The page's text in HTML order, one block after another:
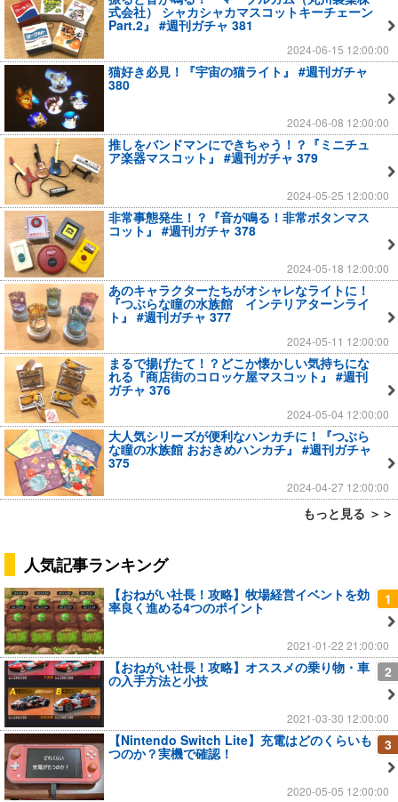
式会社） シャカシャカマスコットキーチェーン
Part.2』 #週刊ガチャ 381
2024-06-15 12:00:00
猫好き必見！『宇宙の猫ライト』 #週刊ガチャ
380
2024-06-08 12:00:00
推しをバンドマンにできちゃう！？『ミニチュ
ア楽器マスコット』 #週刊ガチャ 379
2024-05-25 12:00:00
非常事態発生！？『音が鳴る！非常ボタンマス
コット』 #週刊ガチャ 378
2024-05-18 12:00:00
あのキャラクターたちがオシャレなライトに！
『つぶらな瞳の水族館 インテリアターンライ
ト』 #週刊ガチャ 377
2024-05-11 12:00:00
まるで揚げたて！？どこか懐かしい気持ちにな
れる『商店街のコロッケ屋マスコット』 #週刊
ガチャ 376
2024-05-04 12:00:00
大人気シリーズが便利なハンカチに！『つぶら
な瞳の水族館 おおきめハンカチ』 #週刊ガチャ
375
2024-04-27 12:00:00
もっと見る ＞＞
人気記事ランキング
1
【おねがい社長！攻略】牧場経営イベントを効
率良く進める4つのポイント
2021-01-22 21:00:00
2
【おねがい社長！攻略】オススメの乗り物・車
の入手方法と小技
2021-03-30 12:00:00
3
【Nintendo Switch Lite】充電はどのくらいも
つのか？実機で確認！
2020-05-05 12:00:00